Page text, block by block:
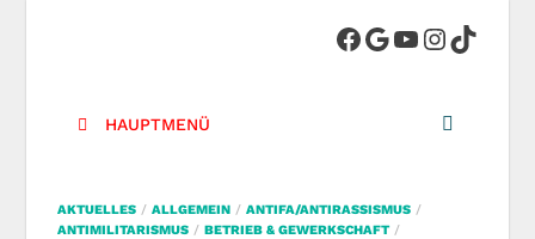
Kreisverband
Kassel-Stadt
HAUPTMENÜ
AKTUELLES /ALLGEMEIN /ANTIFA/ANTIRASSISMUS /
ANTIMILITARISMUS /BETRIEB & GEWERKSCHAFT/